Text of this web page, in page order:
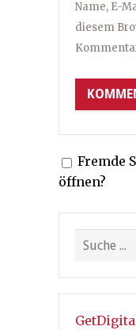
Name, E-
diesem
Fremde
öffnen?